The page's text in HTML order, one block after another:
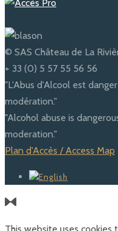
© SAS Château de La
+ 33 (0) 5 57 55 56 56
"L'Abus d'Alcool est
modération."
"Alcohol abuse is
moderation."
Plan d'Accès / Access Map